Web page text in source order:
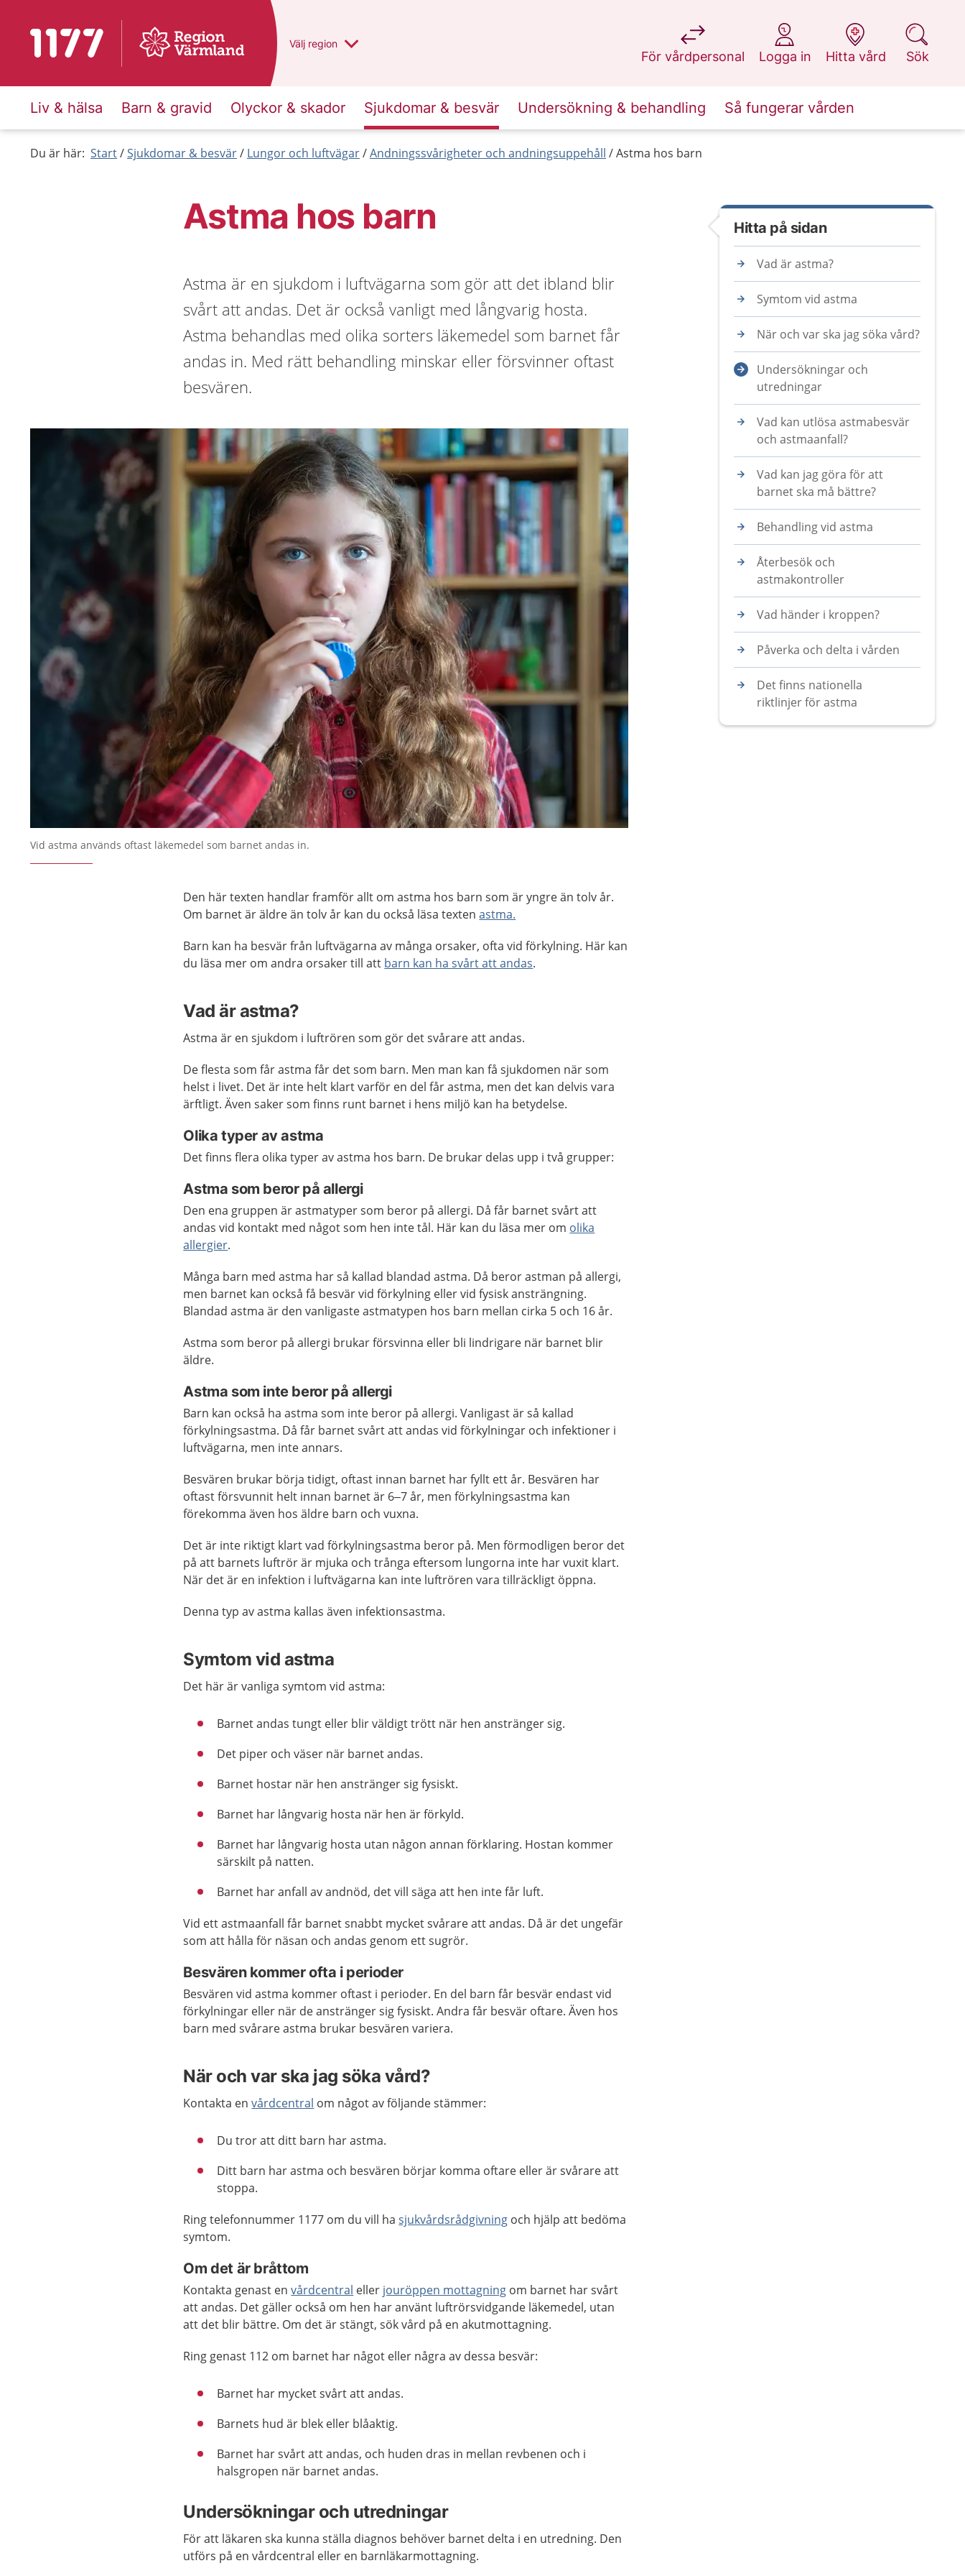
Till startsidan för 1177 Du har valt region
Välj en annan
region
För vårdpersonal
på 1177.se
Logga in
på 1177.se
Hitta vård
på 1177.se
Sök
på 1177.se
Liv & hälsa Barn & gravid Olyckor & skador Sjukdomar & besvär Undersökning & behandling Så fungerar vården
Du är här: Start Sjukdomar & besvär Lungor och luftvägar Andningssvårigheter och andningsuppehåll Astma hos barn
Astma hos barn
Astma är en sjukdom i luftvägarna som gör att det ibland blir
svårt att andas. Det är också vanligt med långvarig hosta.
Astma behandlas med olika sorters läkemedel som barnet får
andas in. Med rätt behandling minskar eller försvinner oftast
besvären.
Vid astma används oftast läkemedel som barnet andas in.
Den här texten handlar framför allt om astma hos barn som är yngre än tolv år.
Om barnet är äldre än tolv år kan du också läsa textenastma.
Barn kan ha besvär från luftvägarna av många orsaker, ofta vid förkylning. Här kan
du läsa mer om andra orsaker till att barn kan ha svårt att andas.
Vad är astma?
Astma är en sjukdom i luftrören som gör det svårare att andas.
De flesta som får astma får det som barn. Men man kan få sjukdomen när som
helst i livet. Det är inte helt klart varför en del får astma, men det kan delvis vara
ärftligt. Även saker som finns runt barnet i hens miljö kan ha betydelse.
Olika typer av astma
Det finns flera olika typer av astma hos barn. De brukar delas upp i två grupper:
Astma som beror på allergi
Den ena gruppen är astmatyper som beror på allergi. Då får barnet svårt att
andas vid kontakt med något som hen inte tål. Här kan du läsa mer om olika
allergier.
Många barn med astma har så kallad blandad astma. Då beror astman på allergi,
men barnet kan också få besvär vid förkylning eller vid fysisk ansträngning.
Blandad astma är den vanligaste astmatypen hos barn mellan cirka 5 och 16 år.
Astma som beror på allergi brukar försvinna eller bli lindrigare när barnet blir
äldre.
Astma som inte beror på allergi
Barn kan också ha astma som inte beror på allergi. Vanligast är så kallad
förkylningsastma. Då får barnet svårt att andas vid förkylningar och infektioner i
luftvägarna, men inte annars.
Besvären brukar börja tidigt, oftast innan barnet har fyllt ett år. Besvären har
oftast försvunnit helt innan barnet är 6–7 år, men förkylningsastma kan
förekomma även hos äldre barn och vuxna.
Det är inte riktigt klart vad förkylningsastma beror på. Men förmodligen beror det
på att barnets luftrör är mjuka och trånga eftersom lungorna inte har vuxit klart.
När det är en infektion i luftvägarna kan inte luftrören vara tillräckligt öppna.
Denna typ av astma kallas även infektionsastma.
Symtom vid astma
Det här är vanliga symtom vid astma:
Barnet andas tungt eller blir väldigt trött när hen anstränger sig.
Det piper och väser när barnet andas.
Barnet hostar när hen anstränger sig fysiskt.
Barnet har långvarig hosta när hen är förkyld.
Barnet har långvarig hosta utan någon annan förklaring. Hostan kommer
särskilt på natten.
Barnet har anfall av andnöd, det vill säga att hen inte får luft.
Vid ett astmaanfall får barnet snabbt mycket svårare att andas. Då är det ungefär
som att hålla för näsan och andas genom ett sugrör.
Besvären kommer ofta i perioder
Besvären vid astma kommer oftast i perioder. En del barn får besvär endast vid
förkylningar eller när de anstränger sig fysiskt. Andra får besvär oftare. Även hos
barn med svårare astma brukar besvären variera.
När och var ska jag söka vård?
Kontakta envårdcentral om något av följande stämmer:
Du tror att ditt barn har astma.
Ditt barn har astma och besvären börjar komma oftare eller är svårare att
stoppa.
Ring telefonnummer 1177 om du vill hasjukvårdsrådgivning och hjälp att bedöma
symtom.
Om det är bråttom
Kontakta genast envårdcentral eller jouröppen mottagning om barnet har svårt
att andas. Det gäller också om hen har använt luftrörsvidgande läkemedel, utan
att det blir bättre. Om det är stängt, sök vård på en akutmottagning.
Ring genast 112 om barnet har något eller några av dessa besvär:
Barnet har mycket svårt att andas.
Barnets hud är blek eller blåaktig.
Barnet har svårt att andas, och huden dras in mellan revbenen och i
halsgropen när barnet andas.
Undersökningar och utredningar
För att läkaren ska kunna ställa diagnos behöver barnet delta i en utredning. Den
utförs på en vårdcentral eller en barnläkarmottagning.
Hitta på sidan
Vad är astma?
Symtom vid astma
När och var ska jag söka vård?
Undersökningar och
utredningar
Vad kan utlösa astmabesvär
och astmaanfall?
Vad kan jag göra för att
barnet ska må bättre?
Behandling vid astma
Återbesök och
astmakontroller
Vad händer i kroppen?
Påverka och delta i vården
Det finns nationella
riktlinjer för astma